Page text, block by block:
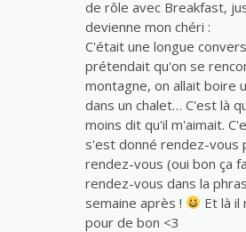
de rôle avec Breakfast,
devienne mon chéri :
C'était une longue
prétendait qu'on se
montagne, on allait boire
dans un chalet… C'est là
moins dit qu'il m'aimait.
s'est donné rendez-vous
rendez-vous (oui bon ça
rendez-vous dans la
semaine après !
Et là il
pour de bon <3